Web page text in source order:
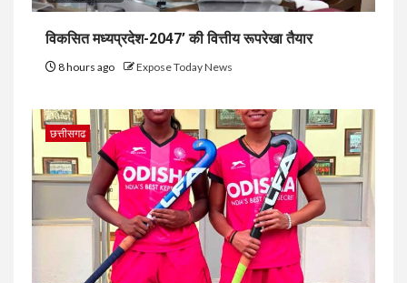
विकसित मध्यप्रदेश-2047’ की वित्तीय रूपरेखा तैयार
8 hours ago Expose Today News
छत्तीसगढ